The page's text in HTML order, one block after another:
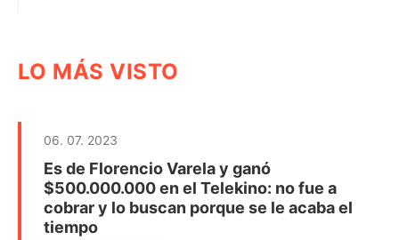
LO MÁS VISTO
06. 07. 2023
Es de Florencio Varela y ganó
$500.000.000 en el Telekino: no fue a
cobrar y lo buscan porque se le acaba el
tiempo